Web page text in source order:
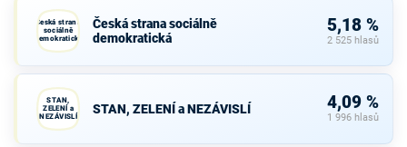
Česká strana
sociálně
demokratická
Česká strana sociálně
demokratická
5,18 %
2 525 hlasů
STAN,
ZELENÍ a
NEZÁVISLÍ
STAN, ZELENÍ a NEZÁVISLÍ 4,09 %
1 996 hlasů